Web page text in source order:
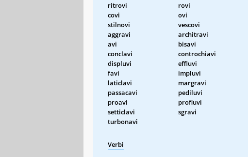
ritrovi rovi
covi
ovi
stilnovi
vescovi
aggravi
architravi
avi
bisavi
conclavi
controchiavi
displuvi
effluvi
favi
impluvi
laticlavi
margravi
passacavi
pediluvi
proavi
profluvi
setticlavi
sgravi
turbonavi
Verbi